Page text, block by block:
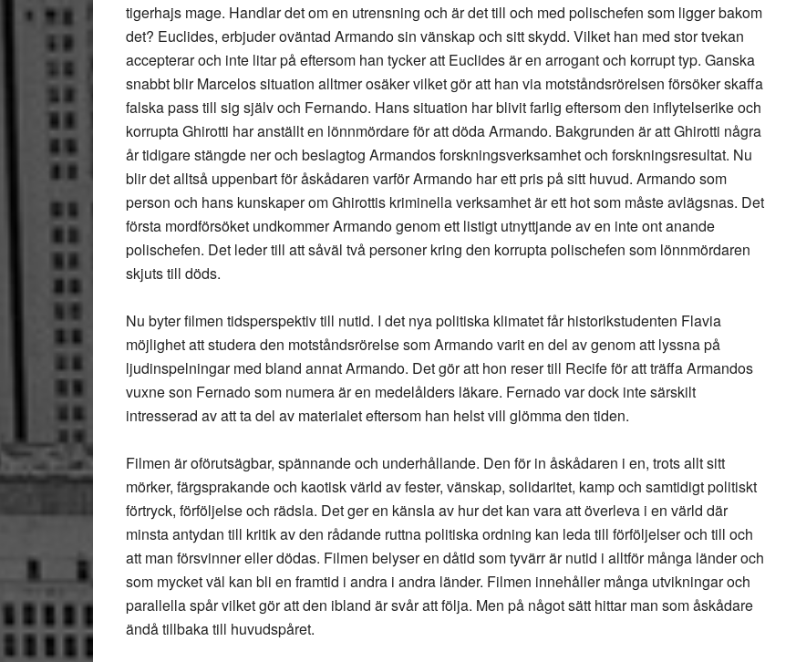
tigerhajs mage. Handlar det om en utrensning och är det till och med polischefen som ligger bakom
det? Euclides, erbjuder oväntad Armando sin vänskap och sitt skydd. Vilket han med stor tvekan
accepterar och inte litar på eftersom han tycker att Euclides är en arrogant och korrupt typ. Ganska
snabbt blir Marcelos situation alltmer osäker vilket gör att han via motståndsrörelsen försöker skaffa
falska pass till sig själv och Fernando. Hans situation har blivit farlig eftersom den inflytelserike och
korrupta Ghirotti har anställt en lönnmördare för att döda Armando. Bakgrunden är att Ghirotti några
år tidigare stängde ner och beslagtog Armandos forskningsverksamhet och forskningsresultat. Nu
blir det alltså uppenbart för åskådaren varför Armando har ett pris på sitt huvud. Armando som
person och hans kunskaper om Ghirottis kriminella verksamhet är ett hot som måste avlägsnas. Det
första mordförsöket undkommer Armando genom ett listigt utnyttjande av en inte ont anande
polischefen. Det leder till att såväl två personer kring den korrupta polischefen som lönnmördaren
skjuts till döds.
Nu byter filmen tidsperspektiv till nutid. I det nya politiska klimatet får historikstudenten Flavia
möjlighet att studera den motståndsrörelse som Armando varit en del av genom att lyssna på
ljudinspelningar med bland annat Armando. Det gör att hon reser till Recife för att träffa Armandos
vuxne son Fernado som numera är en medelålders läkare. Fernado var dock inte särskilt
intresserad av att ta del av materialet eftersom han helst vill glömma den tiden.
Filmen är oförutsägbar, spännande och underhållande. Den för in åskådaren i en, trots allt sitt
mörker, färgsprakande och kaotisk värld av fester, vänskap, solidaritet, kamp och samtidigt politiskt
förtryck, förföljelse och rädsla. Det ger en känsla av hur det kan vara att överleva i en värld där
minsta antydan till kritik av den rådande ruttna politiska ordning kan leda till förföljelser och till och
att man försvinner eller dödas. Filmen belyser en dåtid som tyvärr är nutid i alltför många länder och
som mycket väl kan bli en framtid i andra i andra länder. Filmen innehåller många utvikningar och
parallella spår vilket gör att den ibland är svår att följa. Men på något sätt hittar man som åskådare
ändå tillbaka till huvudspåret.